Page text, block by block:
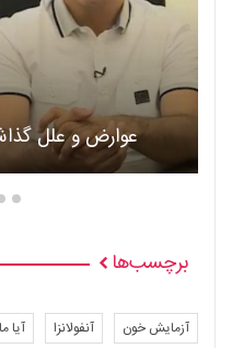
عوارض و علل
برچسب‌ها
آزمایش خون آنفولانزا